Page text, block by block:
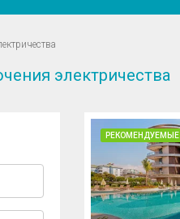
электричества
РЕКОМЕНДУЕМЫЕ